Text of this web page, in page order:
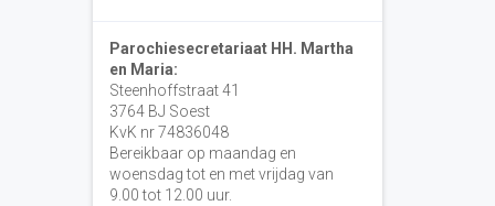
Parochiesecretariaat HH. Martha
en Maria:
Steenhoffstraat 41
3764 BJ Soest
KvK nr 74836048
Bereikbaar op maandag en
woensdag tot en met vrijdag van
9.00 tot 12.00 uur.